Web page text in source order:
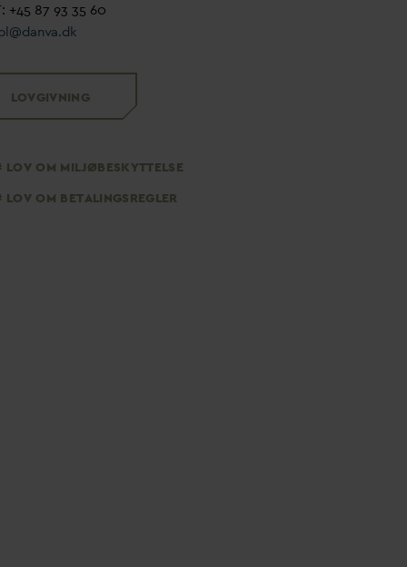
+45 87 93 35 60
danva.dk
LOVGIVNING
LOV OM MILJØBESKYTTELSE
LOV OM BETALINGSREGLER